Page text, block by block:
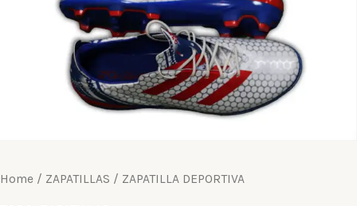
Home / ZAPATILLAS / ZAPATILLA DEPORTIVA